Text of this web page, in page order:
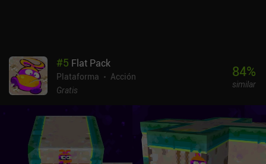
Afortunadamente, los anuncios se pueden desactivar
permanentemente mediante un iAP de 0,49 $. Es un juego perfecto
para sesiones cortas de juego para cualquier fan de los
#5 Flat Pack
Plataforma
Acción
Gratis
84%
similar